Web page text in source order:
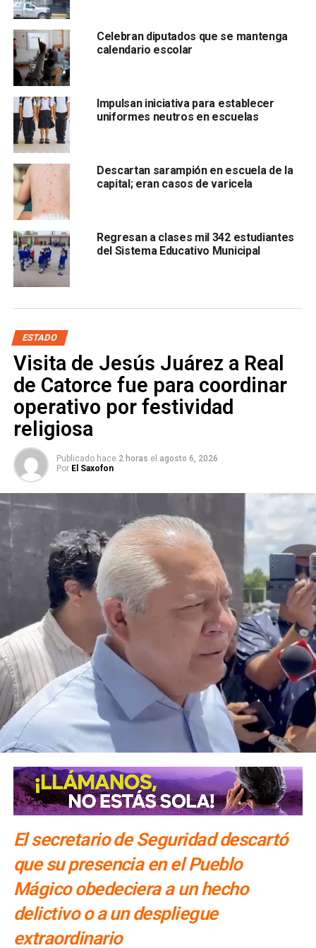
un maestro de la primaria Miguel Hidalgo comentó que la
mujer se encontraba consciente cuando fue trasladada a
recibir atención médica,
lesiones.
El profesor de esta escuela detalló que
autoridad municipal a dar solución inmediata, pues los
alumnos, padres de familia y personal de la escuela
corren un grave peligro.
También lee:
ARTÍCULOS RELACIONADOS:
ESCUELA
SIGUIENTE
Una madre y dos menores de edad fueron
rescatados en un secuestro virtual
NO TE PIERDAS
“Nuestros hijos son inocentes”: responden madres
de acusados del asesinato de Alan Ibarra
Celebran diputados que se mantenga
calendario escolar
Impulsan iniciativa para establecer
uniformes neutros en escuelas
Descartan sarampión en escuela de la
capital; eran casos de varicela
Regresan a clases mil 342 estudiantes
del Sistema Educativo Municipal
ESTADO
Visita de Jesús Juárez a Real
de Catorce fue para coordinar
operativo por festividad
religiosa
Publicado hace 2 horas el agosto 6, 2026
Por El Saxofon
El secretario de Seguridad descartó
que su presencia en el Pueblo
Mágico obedeciera a un hecho
delictivo o a un despliegue
extraordinario